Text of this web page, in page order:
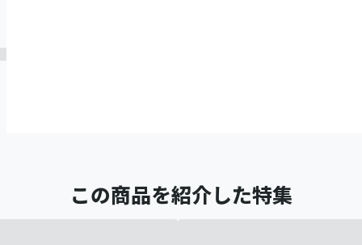
この商品を紹介した特集